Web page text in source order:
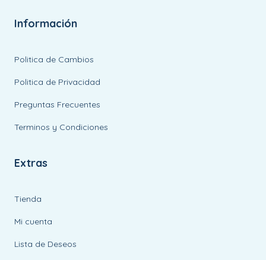
Información
Politica de Cambios
Politica de Privacidad
Preguntas Frecuentes
Terminos y Condiciones
Extras
Tienda
Mi cuenta
Lista de Deseos